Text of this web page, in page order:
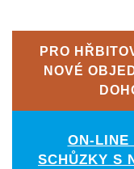
PRO
NOVÉ
ON-LINE
SCHŮZKY S